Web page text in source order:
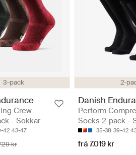
3-pack
Crew
- Sokkar
42 43-47
kr
2-
Danish
Perform
Socks 2-pack -
35-38 39-42
frá 7.019 kr